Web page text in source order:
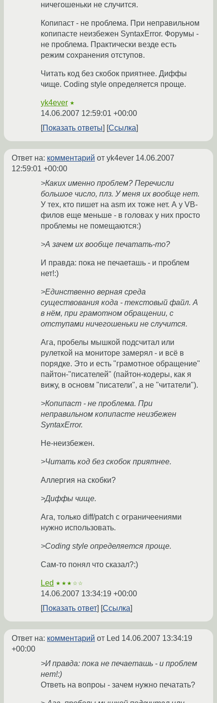
ничегошеньки не случится.
Копипаст - не проблема. При неправильном
копипасте неизбежен SyntaxError. Форумы -
не проблема. Практически везде есть
режим сохранения отступов.
Читать код без скобок приятнее. Диффы
чище. Coding style определяется проще.
yk4ever ★
14.06.2007 12:59:01 +00:00
Показать ответы
Ссылка
Ответ на: комментарий от yk4ever 14.06.2007
12:59:01 +00:00
>Каких именно проблем? Перечисли
большое число, плз. У меня их вообще нет.
У тех, кто пишет на asm их тоже нет. А у VB-
филов еще меньше - в головах у них просто
проблемы не помещаются:)
>А зачем их вообще печатать-то?
И правда: пока не печаеташь - и проблем
нет!:)
>Единственно верная среда
существования кода - текстовый файл. А
в нём, при грамотном обращении, с
отступами ничегошеньки не случится.
Ага, пробелы мышкой подсчитал или
рулеткой на мониторе замерял - и всё в
порядке. Это и есть "грамотное обращение"
пайтон-"писателей" (пайтон-кодеры, как я
вижу, в основм "писатели", а не "читатели").
>Копипаст - не проблема. При
неправильном копипасте неизбежен
SyntaxError.
Не-неизбежен.
>Читать код без скобок приятнее.
Аллергия на скобки?
>Диффы чище.
Ага, только diff/patch с ограничеениями
нужно использовать.
>Coding style определяется проще.
Сам-то понял что сказал?:)
Led ★★★☆☆
14.06.2007 13:34:19 +00:00
Показать ответ
Ссылка
Ответ на: комментарий от Led 14.06.2007 13:34:19
+00:00
>И правда: пока не печаеташь - и проблем
нет!:)
Ответь на вопроы - зачем нужно печатать?